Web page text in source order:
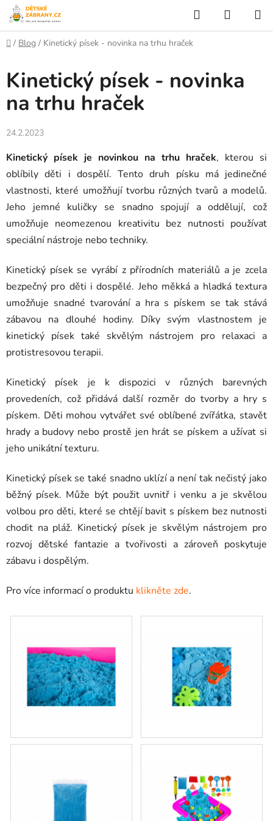
Přejít
na
obsah
Hledat
KOŠÍK
Domů
/ Blog / Kinetický písek - novinka na trhu hraček
Kinetický písek - novinka
na trhu hraček
24.2.2023
Kinetický písek je novinkou na trhu hraček, kterou si
oblíbily děti i dospělí. Tento druh písku má jedinečné
vlastnosti, které umožňují tvorbu různých tvarů a modelů.
Jeho jemné kuličky se snadno spojují a oddělují, což
umožňuje neomezenou kreativitu bez nutnosti používat
speciální nástroje nebo techniky.
Kinetický písek se vyrábí z přírodních materiálů a je zcela
bezpečný pro děti i dospělé. Jeho měkká a hladká textura
umožňuje snadné tvarování a hra s pískem se tak stává
zábavou na dlouhé hodiny. Díky svým vlastnostem je
kinetický písek také skvělým nástrojem pro relaxaci a
protistresovou terapii.
Kinetický písek je k dispozici v různých barevných
provedeních, což přidává další rozměr do tvorby a hry s
pískem. Děti mohou vytvářet své oblíbené zvířátka, stavět
hrady a budovy nebo prostě jen hrát se pískem a užívat si
jeho unikátní texturu.
Kinetický písek se také snadno uklízí a není tak nečistý jako
běžný písek. Může být použit uvnitř i venku a je skvělou
volbou pro děti, které se chtějí bavit s pískem bez nutnosti
chodit na pláž. Kinetický písek je skvělým nástrojem pro
rozvoj dětské fantazie a tvořivosti a zároveň poskytuje
zábavu i dospělým.
Pro více informací o produktu klikněte zde.